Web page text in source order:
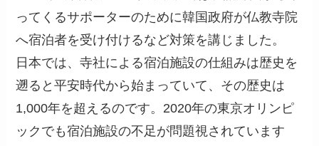
ってくるサポーターのために韓国政府が仏教寺院
へ宿泊者を受け付けるなど対策を講じました。
日本では、寺社による宿泊施設の仕組みは歴史を
遡ると平安時代から始まっていて、その歴史は
1,000年を超えるのです。2020年の東京オリンピ
ックでも宿泊施設の不足が問題視されています